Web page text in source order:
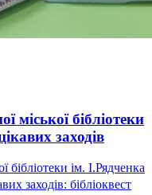
міської бібліотеки
заходів
бібліотеки ім. І.Рядченка
заходів: бібліоквест